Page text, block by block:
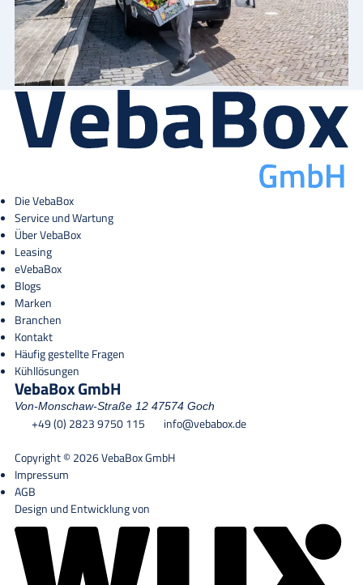
Die VebaBox
Service und Wartung
Über VebaBox
Leasing
eVebaBox
Blogs
Marken
Branchen
Kontakt
Häufig gestellte Fragen
Kühllösungen
VebaBox GmbH
Von-Monschaw-Straße 12 47574 Goch
+49 (0) 2823 9750 115
info@vebabox.de
Copyright © 2026 VebaBox GmbH
Impressum
AGB
Design und Entwicklung von